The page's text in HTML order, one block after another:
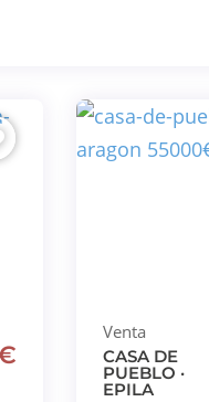
Venta
CASA DE
PUEBLO ·
EPILA